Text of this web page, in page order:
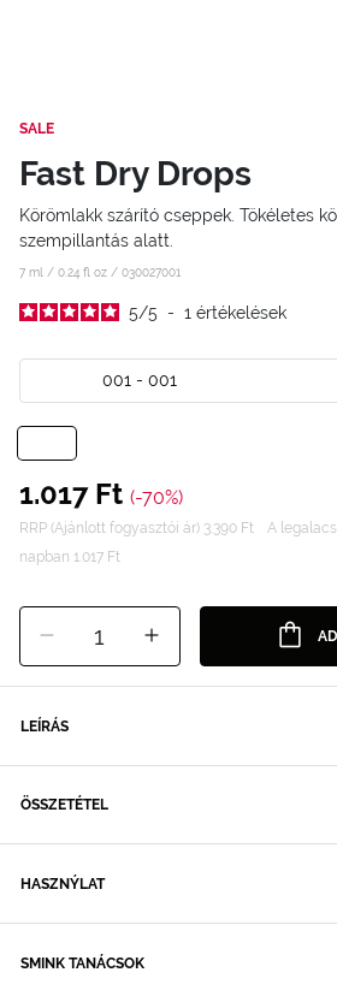
SALE
Fast Dry Drops
Körömlakk szárító cseppek. Tökéletes
szempillantás alatt.
7 ml / 0.24 fl oz / 030027001
5/5 - 1 értékelések
001 - 001
1.017 Ft (-70%)
RRP (Ajánlott fogyasztói ár) 3.390 Ft
A
napban 1.017 Ft
1
LEÍRÁS
ÖSSZETÉTEL
HASZNÝLAT
SMINK TANÁCSOK